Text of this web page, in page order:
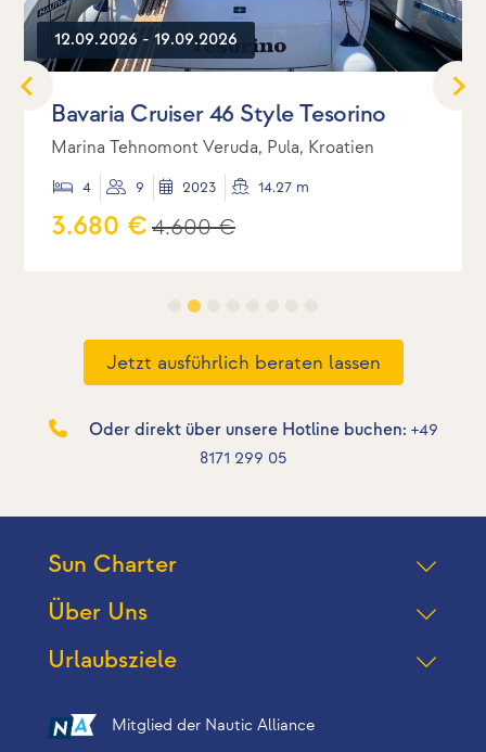
12.09.2026 - 19.09.2026
Bavaria Cruiser 46 Style Tesorino
Marina Tehnomont Veruda, Pula, Kroatien
4 9 2023 14.27 m
3.680 €4.600 €
Jetzt ausführlich beraten lassen
Oder direkt über unsere Hotline buchen: +49
8171 299 05
Sun Charter
Über Uns
Urlaubsziele
Mitglied der Nautic Alliance